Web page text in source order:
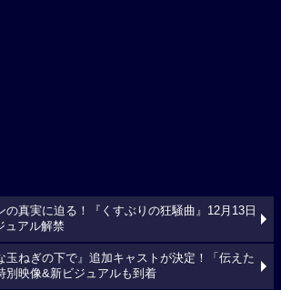
の真実に迫る！『くすぶりの狂騒曲』12月13日
ュアル解禁
玉ねぎの下で』追加キャストが決定！「伝えた
別映像&新ビジュアルも到着